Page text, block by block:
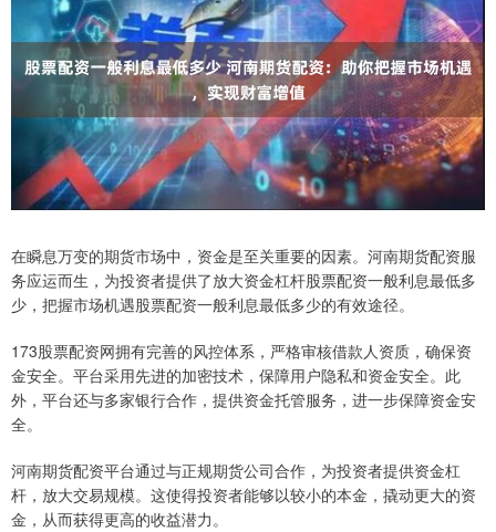
在瞬息万变的期货市场中，资金是至关重要的因素。河南期货配资服
务应运而生，为投资者提供了放大资金杠杆股票配资一般利息最低多
少，把握市场机遇股票配资一般利息最低多少的有效途径。
173股票配资网拥有完善的风控体系，严格审核借款人资质，确保资
金安全。平台采用先进的加密技术，保障用户隐私和资金安全。此
外，平台还与多家银行合作，提供资金托管服务，进一步保障资金安
全。
河南期货配资平台通过与正规期货公司合作，为投资者提供资金杠
杆，放大交易规模。这使得投资者能够以较小的本金，撬动更大的资
金，从而获得更高的收益潜力。